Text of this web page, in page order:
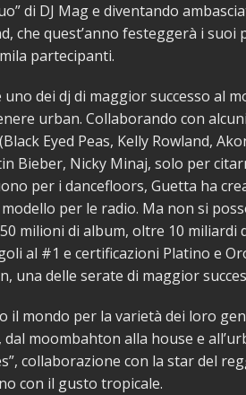
di DJ Mag e diventando
che quest’anno festeggerà i suoi
partecipanti.
dei dj di maggior successo al
urban. Collaborando con
Eyed Peas, Kelly Rowland,
Bieber, Nicky Minaj, solo per
per i dancefloors, Guetta ha
per le radio. Ma non si
milioni di album, oltre 10 miliardi
al #1 e certificazioni Platino e
una delle serate di maggior
il mondo per la varietà dei loro
moombahton alla house e
collaborazione con la star del
con il gusto tropicale.